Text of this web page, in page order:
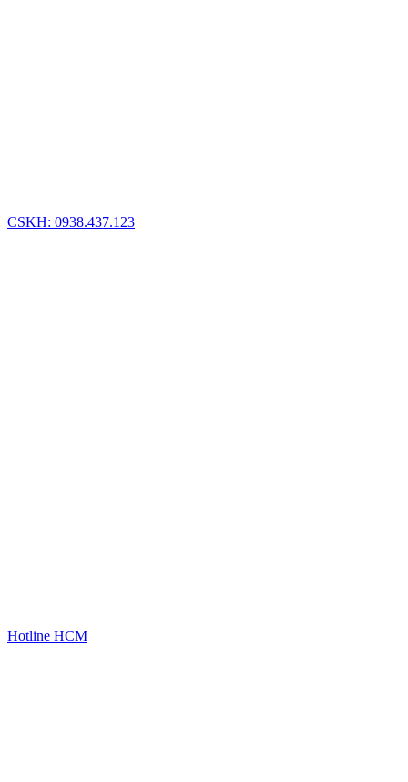
CSKH: 0938.437.123
Hotline HCM